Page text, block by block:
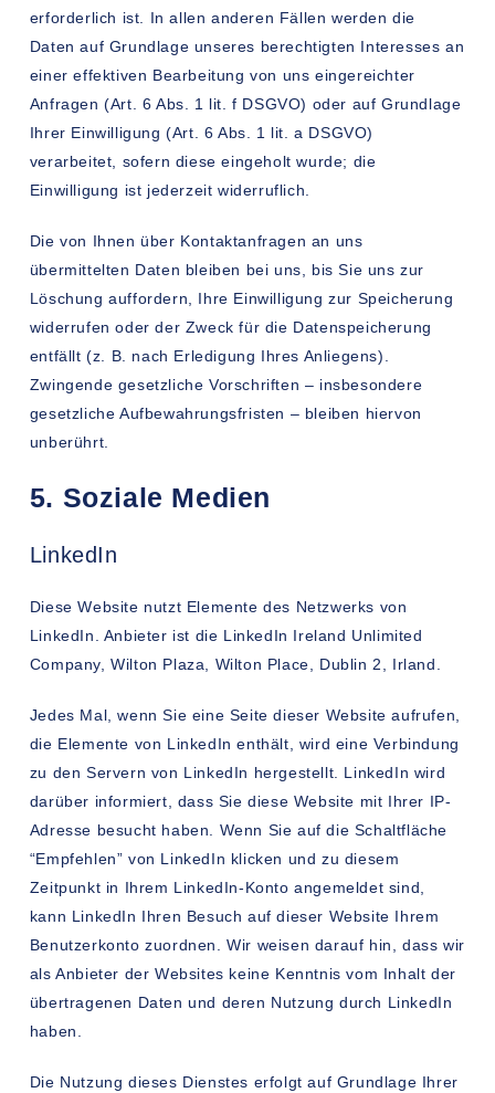
erforderlich ist. In allen anderen Fällen werden die
Daten auf Grundlage unseres berechtigten Interesses an
einer effektiven Bearbeitung von uns eingereichter
Anfragen (Art. 6 Abs. 1 lit. f DSGVO) oder auf Grundlage
Ihrer Einwilligung (Art. 6 Abs. 1 lit. a DSGVO)
verarbeitet, sofern diese eingeholt wurde; die
Einwilligung ist jederzeit widerruflich.
Die von Ihnen über Kontaktanfragen an uns
übermittelten Daten bleiben bei uns, bis Sie uns zur
Löschung auffordern, Ihre Einwilligung zur Speicherung
widerrufen oder der Zweck für die Datenspeicherung
entfällt (z. B. nach Erledigung Ihres Anliegens).
Zwingende gesetzliche Vorschriften – insbesondere
gesetzliche Aufbewahrungsfristen – bleiben hiervon
unberührt.
5. Soziale Medien
LinkedIn
Diese Website nutzt Elemente des Netzwerks von
LinkedIn. Anbieter ist die LinkedIn Ireland Unlimited
Company, Wilton Plaza, Wilton Place, Dublin 2, Irland.
Jedes Mal, wenn Sie eine Seite dieser Website aufrufen,
die Elemente von LinkedIn enthält, wird eine Verbindung
zu den Servern von LinkedIn hergestellt. LinkedIn wird
darüber informiert, dass Sie diese Website mit Ihrer IP-
Adresse besucht haben. Wenn Sie auf die Schaltfläche
“Empfehlen” von LinkedIn klicken und zu diesem
Zeitpunkt in Ihrem LinkedIn-Konto angemeldet sind,
kann LinkedIn Ihren Besuch auf dieser Website Ihrem
Benutzerkonto zuordnen. Wir weisen darauf hin, dass wir
als Anbieter der Websites keine Kenntnis vom Inhalt der
übertragenen Daten und deren Nutzung durch LinkedIn
haben.
Die Nutzung dieses Dienstes erfolgt auf Grundlage Ihrer